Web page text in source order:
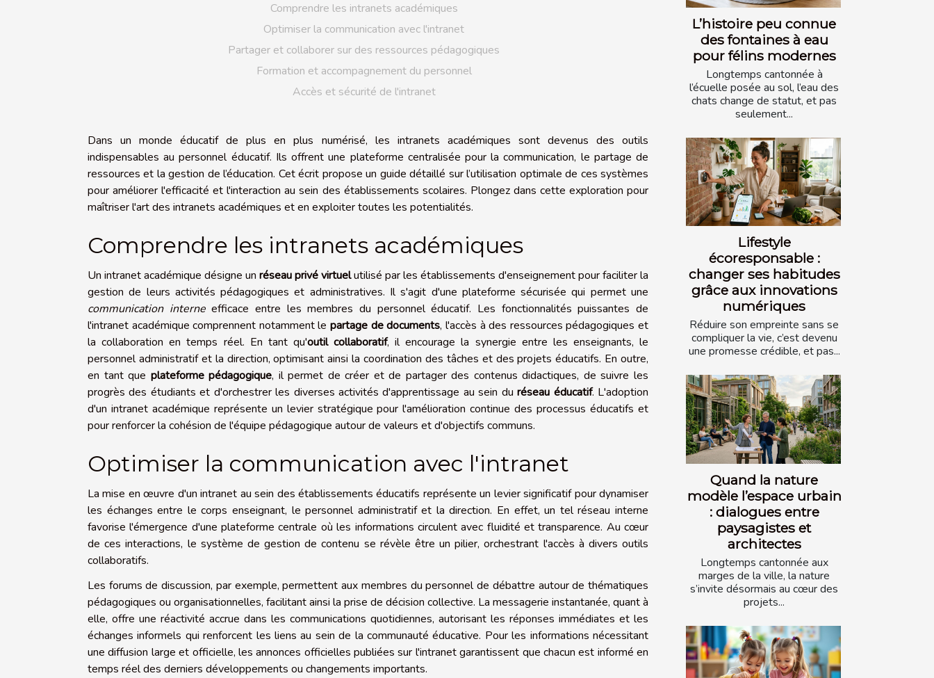
Comprendre les intranets académiques
Optimiser la communication avec l'intranet
Partager et collaborer sur des ressources pédagogiques
Formation et accompagnement du personnel
Accès et sécurité de l'intranet
Dans un monde éducatif de plus en plus numérisé, les intranets académiques sont devenus des outils
indispensables au personnel éducatif. Ils offrent une plateforme centralisée pour la communication, le partage de
ressources et la gestion de l’éducation. Cet écrit propose un guide détaillé sur l’utilisation optimale de ces systèmes
pour améliorer l'efficacité et l'interaction au sein des établissements scolaires. Plongez dans cette exploration pour
maîtriser l'art des intranets académiques et en exploiter toutes les potentialités.
Comprendre les intranets académiques
Un intranet académique désigne un réseau privé virtuelutilisé par les établissements d'enseignement pour faciliter la
gestion de leurs activités pédagogiques et administratives. Il s'agit d'une plateforme sécurisée qui permet une
communication interneefficace entre les membres du personnel éducatif. Les fonctionnalités puissantes de
l'intranet académique comprennent notamment lepartage de documents, l'accès à des ressources pédagogiques et
la collaboration en temps réel. En tant qu'outil collaboratif, il encourage la synergie entre les enseignants, le
personnel administratif et la direction, optimisant ainsi la coordination des tâches et des projets éducatifs. En outre,
en tant que plateforme pédagogique, il permet de créer et de partager des contenus didactiques, de suivre les
progrès des étudiants et d'orchestrer les diverses activités d'apprentissage au sein duréseau éducatif. L'adoption
d'un intranet académique représente un levier stratégique pour l'amélioration continue des processus éducatifs et
pour renforcer la cohésion de l'équipe pédagogique autour de valeurs et d'objectifs communs.
Optimiser la communication avec l'intranet
La mise en œuvre d'un intranet au sein des établissements éducatifs représente un levier significatif pour dynamiser
les échanges entre le corps enseignant, le personnel administratif et la direction. En effet, un tel réseau interne
favorise l'émergence d'une plateforme centrale où les informations circulent avec fluidité et transparence. Au cœur
de ces interactions, le système de gestion de contenu se révèle être un pilier, orchestrant l'accès à divers outils
collaboratifs.
Les forums de discussion, par exemple, permettent aux membres du personnel de débattre autour de thématiques
pédagogiques ou organisationnelles, facilitant ainsi la prise de décision collective. La messagerie instantanée, quant à
elle, offre une réactivité accrue dans les communications quotidiennes, autorisant les réponses immédiates et les
échanges informels qui renforcent les liens au sein de la communauté éducative. Pour les informations nécessitant
une diffusion large et officielle, les annonces officielles publiées sur l'intranet garantissent que chacun est informé en
temps réel des derniers développements ou changements importants.
L’histoire peu connue
des fontaines à eau
pour félins modernes
Longtemps cantonnée à
l’écuelle posée au sol, l’eau des
chats change de statut, et pas
seulement...
Lifestyle
écoresponsable :
changer ses habitudes
grâce aux innovations
numériques
Réduire son empreinte sans se
compliquer la vie, c’est devenu
une promesse crédible, et pas...
Quand la nature
modèle l’espace urbain
: dialogues entre
paysagistes et
architectes
Longtemps cantonnée aux
marges de la ville, la nature
s’invite désormais au cœur des
projets...